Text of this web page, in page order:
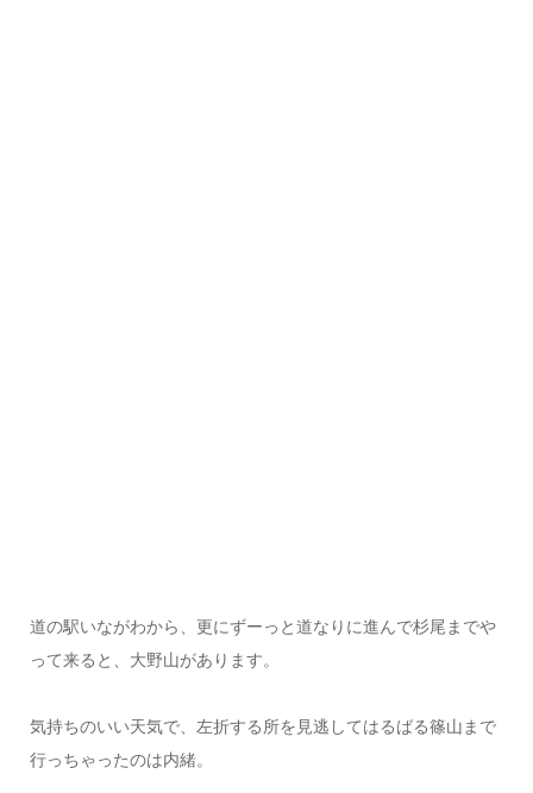
道の駅いながわから、更にずーっと道なりに進んで杉尾までや
って来ると、大野山があります。
気持ちのいい天気で、左折する所を見逃してはるばる篠山まで
行っちゃったのは内緒。